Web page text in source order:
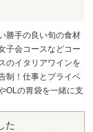
勝手の良い旬の食材
子会コースなどコー
のイタリアワインを
制！仕事とプライベ
OLの胃袋を一緒に支
た